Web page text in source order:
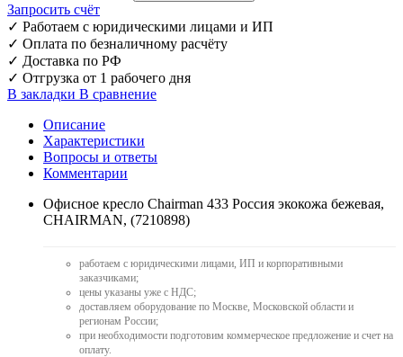
Запросить счёт
✓ Работаем с юридическими лицами и ИП
✓ Оплата по безналичному расчёту
✓ Доставка по РФ
✓ Отгрузка от 1 рабочего дня
В закладки В сравнение
Описание
Характеристики
Вопросы и ответы
Комментарии
Офисное кресло Chairman 433 Россия экокожа бежевая,
CHAIRMAN, (7210898)
работаем с юридическими лицами, ИП и корпоративными
заказчиками;
цены указаны уже с НДС;
доставляем оборудование по Москве, Московской области и
регионам России;
при необходимости подготовим коммерческое предложение и счет на
оплату.